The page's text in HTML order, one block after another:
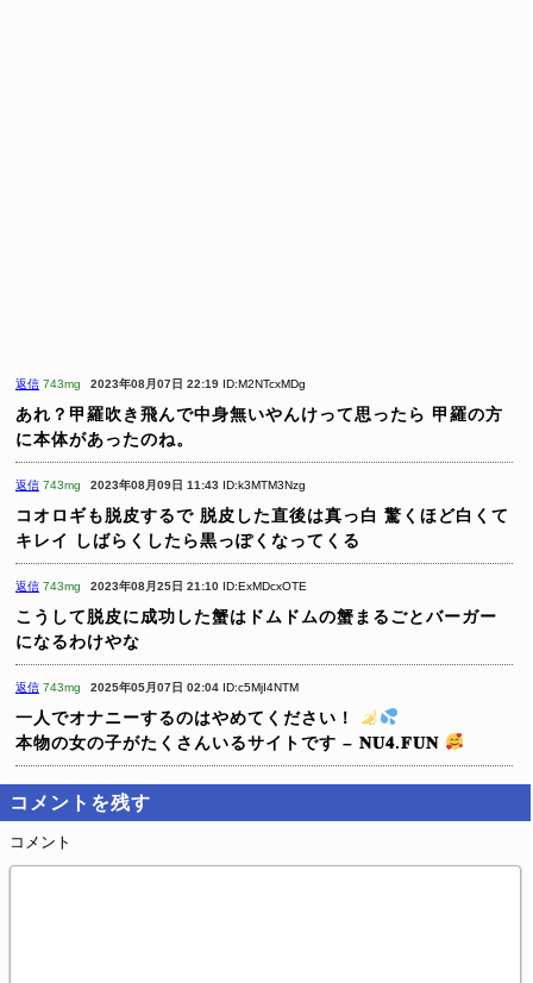
返信 743mg 2023年08月07日 22:19 ID:M2NTcxMDg
あれ？甲羅吹き飛んで中身無いやんけって思ったら 甲羅の方
に本体があったのね。
返信 743mg 2023年08月09日 11:43 ID:k3MTM3Nzg
コオロギも脱皮するで 脱皮した直後は真っ白 驚くほど白くて
キレイ
しばらくしたら黒っぽくなってくる
返信 743mg 2023年08月25日 21:10 ID:ExMDcxOTE
こうして脱皮に成功した蟹はドムドムの蟹まるごとバーガー
になるわけやな
返信 743mg 2025年05月07日 02:04 ID:c5MjI4NTM
一人でオナニーするのはやめてください！
本物の女の子がたくさんいるサイトです – 𝐍𝐔𝟒.𝐅𝐔𝐍
コメントを残す
コメント